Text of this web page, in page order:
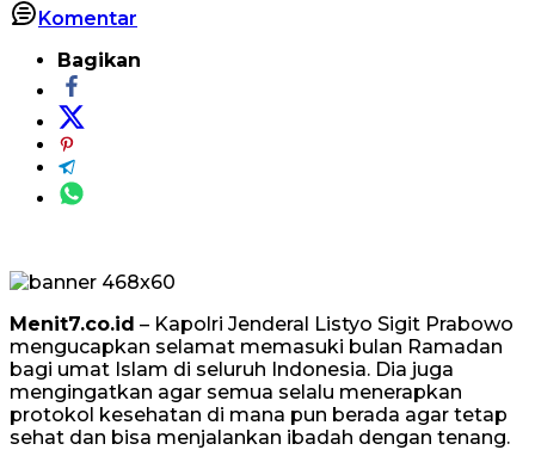
Komentar
Bagikan
Menit7.co.id – Kapolri Jenderal Listyo Sigit Prabowo
mengucapkan selamat memasuki bulan Ramadan
bagi umat Islam di seluruh Indonesia. Dia juga
mengingatkan agar semua selalu menerapkan
protokol kesehatan di mana pun berada agar tetap
sehat dan bisa menjalankan ibadah dengan tenang.